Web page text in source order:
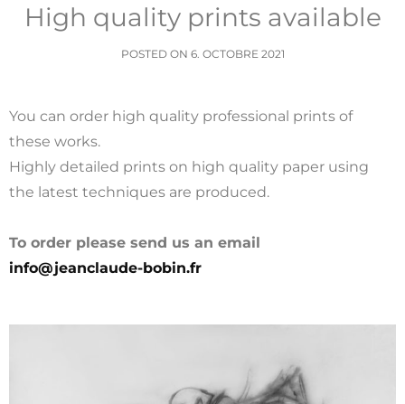
High quality prints available
POSTED ON 6. OCTOBRE 2021
You can order high quality professional prints of
these works.
Highly detailed prints on high quality paper using
the latest techniques are produced.
To order please send us an email
info@jeanclaude-bobin.fr